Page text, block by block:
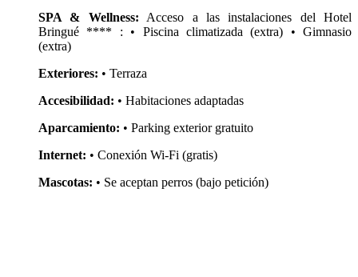
SPA & Wellness: Acceso a las instalaciones del Hotel
Bringué **** : • Piscina climatizada (extra) • Gimnasio
(extra)
Exteriores: • Terraza
Accesibilidad: • Habitaciones adaptadas
Aparcamiento: • Parking exterior gratuito
Internet: • Conexión Wi-Fi (gratis)
Mascotas: • Se aceptan perros (bajo petición)